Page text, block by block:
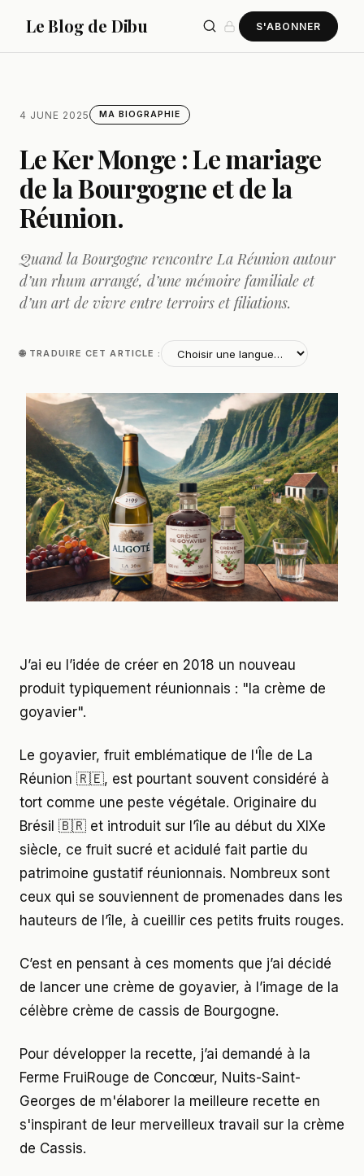
Le Blog de Dibu S'ABONNER
4 JUNE 2025 MA BIOGRAPHIE
Le Ker Monge : Le mariage
de la Bourgogne et de la
Réunion.
Quand la Bourgogne rencontre La Réunion autour
d’un rhum arrangé, d’une mémoire familiale et
d’un art de vivre entre terroirs et filiations.
🌐 TRADUIRE CET ARTICLE :
J’ai eu l’idée de créer en 2018 un nouveau
produit typiquement réunionnais : "la crème de
goyavier".
Le goyavier, fruit emblématique de l'Île de La
Réunion 🇷🇪, est pourtant souvent considéré à
tort comme une peste végétale. Originaire du
Brésil 🇧🇷 et introduit sur l’île au début du XIXe
siècle, ce fruit sucré et acidulé fait partie du
patrimoine gustatif réunionnais. Nombreux sont
ceux qui se souviennent de promenades dans les
hauteurs de l’île, à cueillir ces petits fruits rouges.
C’est en pensant à ces moments que j’ai décidé
de lancer une crème de goyavier, à l’image de la
célèbre crème de cassis de Bourgogne.
Pour développer la recette, j’ai demandé à la
Ferme FruiRouge de Concœur, Nuits-Saint-
Georges de m'élaborer la meilleure recette en
s'inspirant de leur merveilleux travail sur la crème
de Cassis.